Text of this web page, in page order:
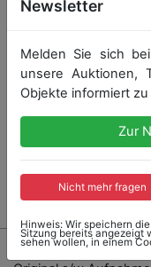
1073 - ANTONIO ASCARI
Newsletter
Melden Sie sich
unsere Auktionen,
Objekte informiert
Zur
Nicht mehr fragen
Hinweis: Wir speichern
Sitzung bereits angezeigt
sehen wollen, in einem